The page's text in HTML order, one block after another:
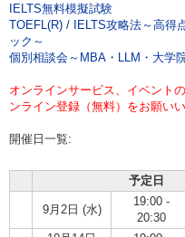
IELTS無料模擬試験
TOEFL(R) / IELTS攻略法～高得
ック～
個別相談会～MBA・LLM・大学
オンラインサービス、イベント
ンライン登録（無料）をお願いい
開催日一覧:
予定日
9月2日 (水)
19:00 -
20:30